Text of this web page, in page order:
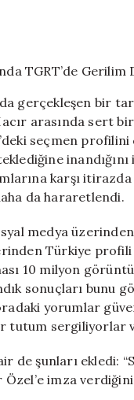
gerçekleşen bir
arasında sert
seçmen profilini
karşı
da hararetlendi.
medya
Türkiye
10 milyon
sonuçları bunu
yorumlar
tutum sergiliyorlar
de şunları ekledi:
imza